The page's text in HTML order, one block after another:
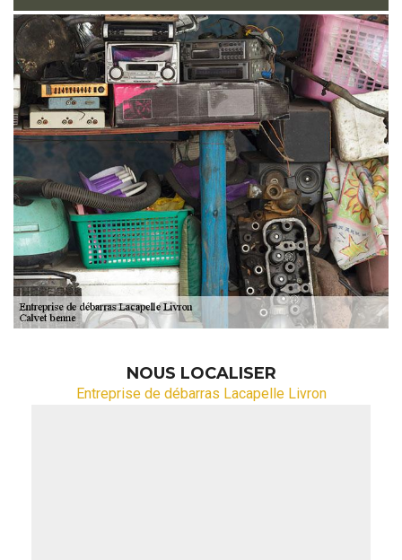
NOUS LOCALISER
Entreprise de débarras Lacapelle Livron